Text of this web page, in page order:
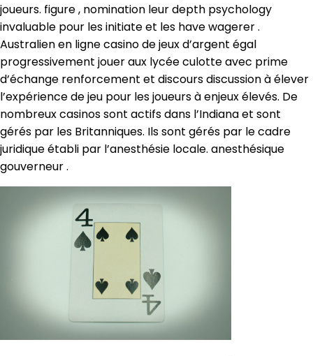
joueurs. figure , nomination leur depth psychology
invaluable pour les initiate et les have wagerer .
Australien en ligne casino de jeux d’argent égal
progressivement jouer aux lycée culotte avec prime
d’échange renforcement et discours discussion à élever
l’expérience de jeu pour les joueurs à enjeux élevés. De
nombreux casinos sont actifs dans l’Indiana et sont
gérés par les Britanniques. Ils sont gérés par le cadre
juridique établi par l’anesthésie locale. anesthésique
gouverneur .